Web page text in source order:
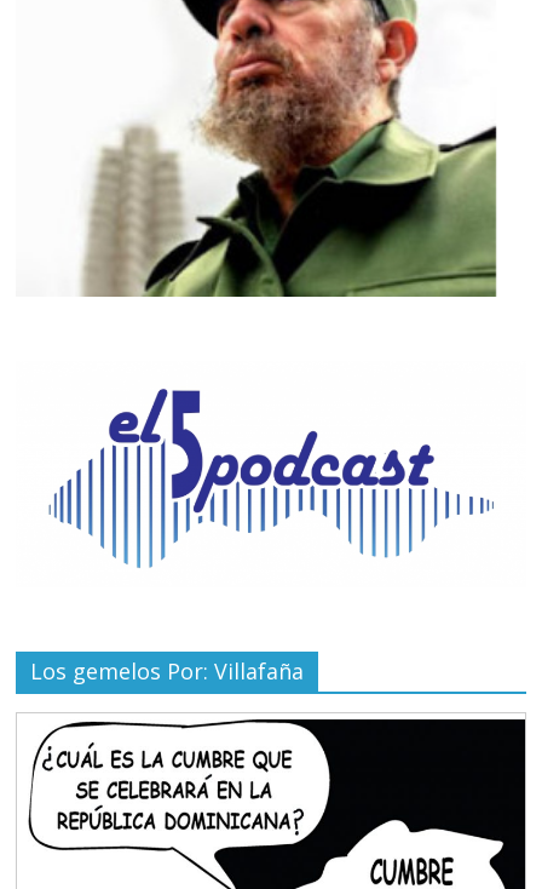
Los gemelos Por: Villafaña